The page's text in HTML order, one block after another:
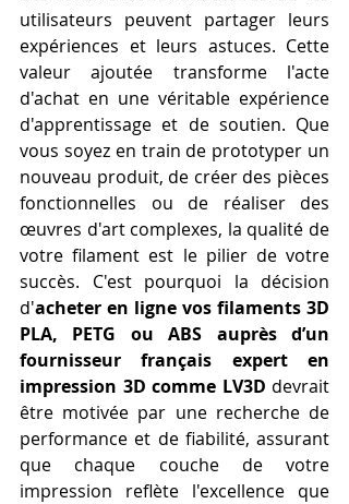
utilisateurs peuvent partager leurs
expériences et leurs astuces. Cette
valeur ajoutée transforme l'acte
d'achat en une véritable expérience
d'apprentissage et de soutien. Que
vous soyez en train de prototyper un
nouveau produit, de créer des pièces
fonctionnelles ou de réaliser des
œuvres d'art complexes, la qualité de
votre filament est le pilier de votre
succès. C'est pourquoi la décision
d'acheter en ligne vos filaments 3D
PLA, PETG ou ABS auprès d’un
fournisseur français expert en
impression 3D comme LV3D devrait
être motivée par une recherche de
performance et de fiabilité, assurant
que chaque couche de votre
impression reflète l'excellence que